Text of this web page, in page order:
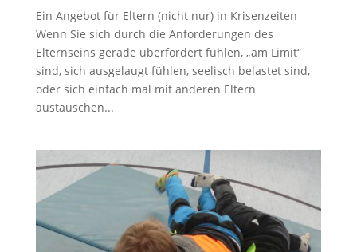
Ein Angebot für Eltern (nicht nur) in Krisenzeiten
Wenn Sie sich durch die Anforderungen des
Elternseins gerade überfordert fühlen, „am Limit“
sind, sich ausgelaugt fühlen, seelisch belastet sind,
oder sich einfach mal mit anderen Eltern
austauschen...